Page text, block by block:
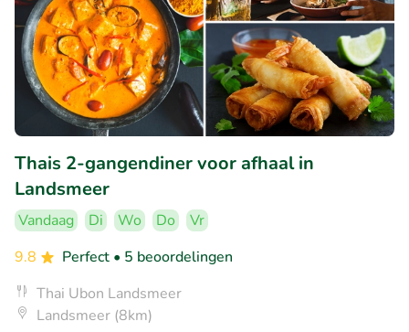
Thais 2-gangendiner voor afhaal in
Landsmeer
Vandaag Di Wo Do
Vr
9.8
Perfect • 5 beoordelingen
Thai Ubon Landsmeer
Landsmeer (8km)